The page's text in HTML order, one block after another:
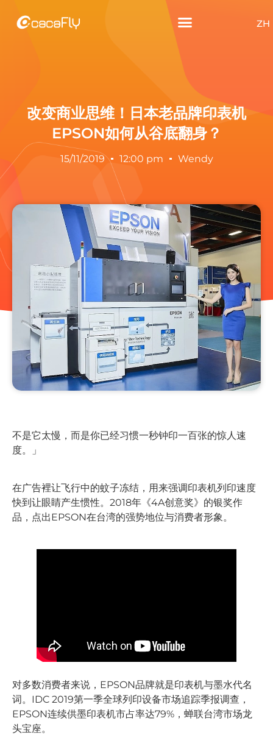
ZH
改变商业思维！日本老品牌印表机
EPSON如何从谷底翻身？
15/11/2019 12:00 pm Wendy
不是它太慢，而是你已经习惯一秒钟印一百张的惊人速
度。」
在广告裡让飞行中的蚊子冻结，用来强调印表机列印速度
快到让眼睛产生惯性。2018年《4A创意奖》的银奖作
品，点出EPSON在台湾的强势地位与消费者形象。
对多数消费者来说，EPSON品牌就是印表机与墨水代名
词。IDC 2019第一季全球列印设备市场追踪季报调查，
EPSON连续供墨印表机市占率达79%，蝉联台湾市场龙
头宝座。